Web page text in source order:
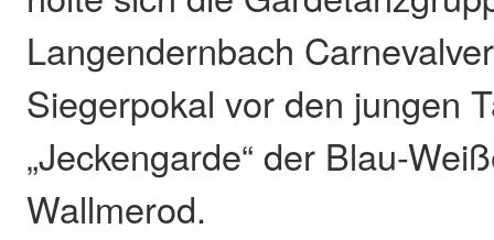
Langendernbach
Siegerpokal vor den jungen
„Jeckengarde“ der Blau-
Wallmerod.